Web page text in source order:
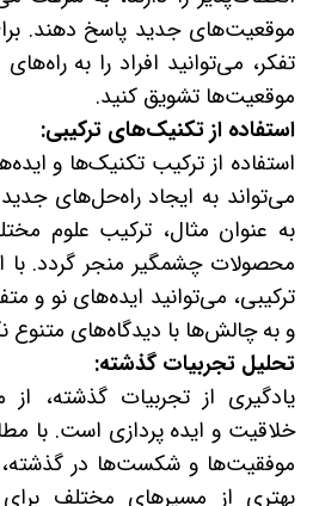
موقعیت‌های جدید پاسخ دهند.
تفکر، می‌توانید افراد را به
موقعیت‌ها تشویق کنید.
استفاده از تکنیک‌های ترکیبی:
استفاده از ترکیب تکنیک‌ها و
می‌تواند به ایجاد راه‌حل‌های
به عنوان مثال، ترکیب علوم
محصولات چشمگیر منجر گردد. با
ترکیبی، می‌توانید ایده‌های نو و
و به چالش‌ها با دیدگاه‌های
تحلیل تجربیات گذشته:
یادگیری از تجربیات گذشته،
خلاقیت و ایده پردازی است. با
موفقیت‌ها و شکست‌ها در
بهتری از مسیرهای مختلف